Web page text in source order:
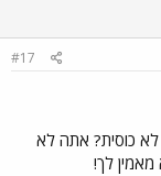
#17
כוסית? אתה לא
לך!